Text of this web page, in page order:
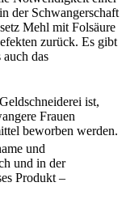
der Schwangerschaft
Mehl mit Folsäure
zurück. Es gibt
das
ist,
Frauen
beworben werden.
und
und in der
Produkt –